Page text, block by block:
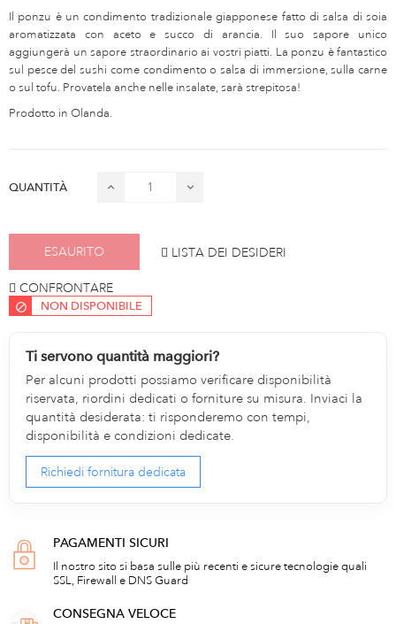
Il ponzu è un condimento tradizionale giapponese fatto di salsa di soia
aromatizzata con aceto e succo di arancia. Il suo sapore unico
aggiungerà un sapore straordinario ai vostri piatti. La ponzu è fantastico
sul pesce del sushi come condimento o salsa di immersione, sulla carne
o sul tofu. Provatela anche nelle insalate, sarà strepitosa!
Prodotto in Olanda.
QUANTITÀ
ESAURITO LISTA DEI DESIDERI
CONFRONTARE
NON DISPONIBILE
Ti servono quantità maggiori?
Per alcuni prodotti possiamo verificare disponibilità
riservata, riordini dedicati o forniture su misura. Inviaci la
quantità desiderata: ti risponderemo con tempi,
disponibilità e condizioni dedicate.
Richiedi fornitura dedicata
PAGAMENTI SICURI
Il nostro sito si basa sulle più recenti e sicure tecnologie quali
SSL, Firewall e DNS Guard
CONSEGNA VELOCE